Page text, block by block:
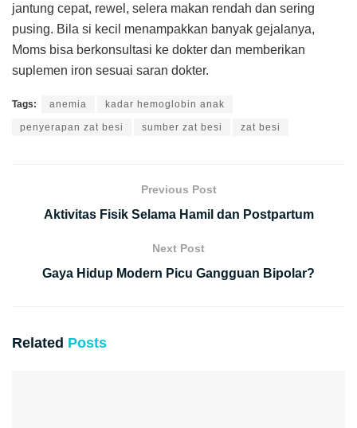
jantung cepat, rewel, selera makan rendah dan sering
pusing. Bila si kecil menampakkan banyak gejalanya,
Moms bisa berkonsultasi ke dokter dan memberikan
suplemen iron sesuai saran dokter.
Tags: anemia kadar hemoglobin anak
penyerapan zat besi sumber zat besi zat besi
Previous Post
Aktivitas Fisik Selama Hamil dan Postpartum
Next Post
Gaya Hidup Modern Picu Gangguan Bipolar?
Related Posts